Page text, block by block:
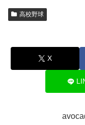
高校野球
X